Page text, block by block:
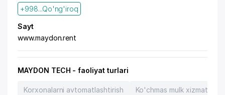
+998...Qo'ng'iroq
Sayt
www.maydon.rent
MAYDON TECH - faoliyat turlari
Korxonalarni avtomatlashtirish Ko'chmas mulk xizmatlari